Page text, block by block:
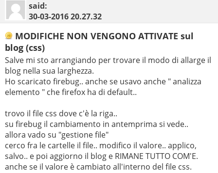
said:
30-03-201620.27.32
MODIFICHE NON VENGONO ATTIVATE sul
blog (css)
Salve mi sto arrangiando per trovare il modo di allarge il
blog nella sua larghezza.
Ho scaricato firebug.. anche se usavo anche " analizza
elemento " che firefox ha di default..
trovo il file css dove c'è la riga..
su firebug il cambiamento in antemprima si vede..
allora vado su "gestione file"
cerco fra le cartelle il file.. modifico il valore.. applico,
salvo.. e poi aggiorno il blog e RIMANE TUTTO COM'E.
anche se il valore è cambiato all'interno del file css.